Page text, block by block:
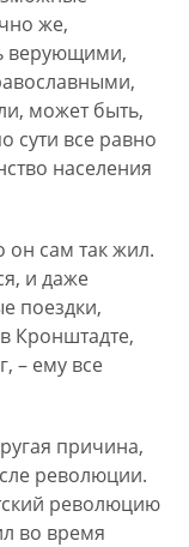
же,
верующими,
может быть,
сути все равно
населения
он сам так жил.
и даже
поездки,
Кронштадте,
– ему все
причина,
революции.
революцию
во время